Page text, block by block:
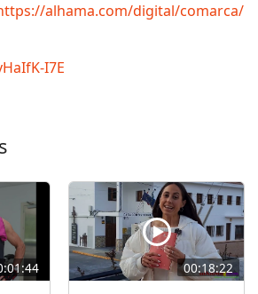
alhama.com/digital/comarca/
I7E
00:18:22